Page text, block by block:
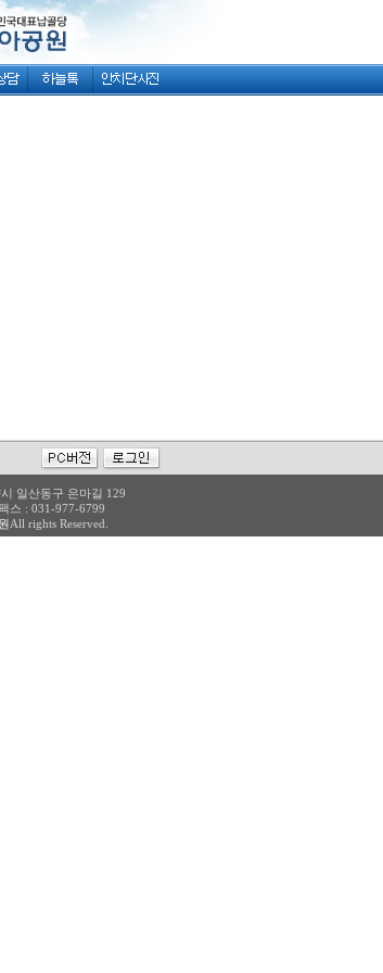
일산동구 은마길 129
스 : 031-977-6799
All rights Reserved.